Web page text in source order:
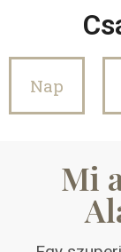
Nap
Mi